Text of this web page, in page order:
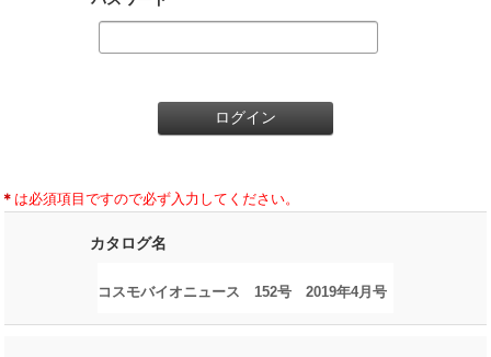
＊ は必須項目ですので必ず入力してください。
カタログ名
コスモバイオニュース 152号 2019年4月号